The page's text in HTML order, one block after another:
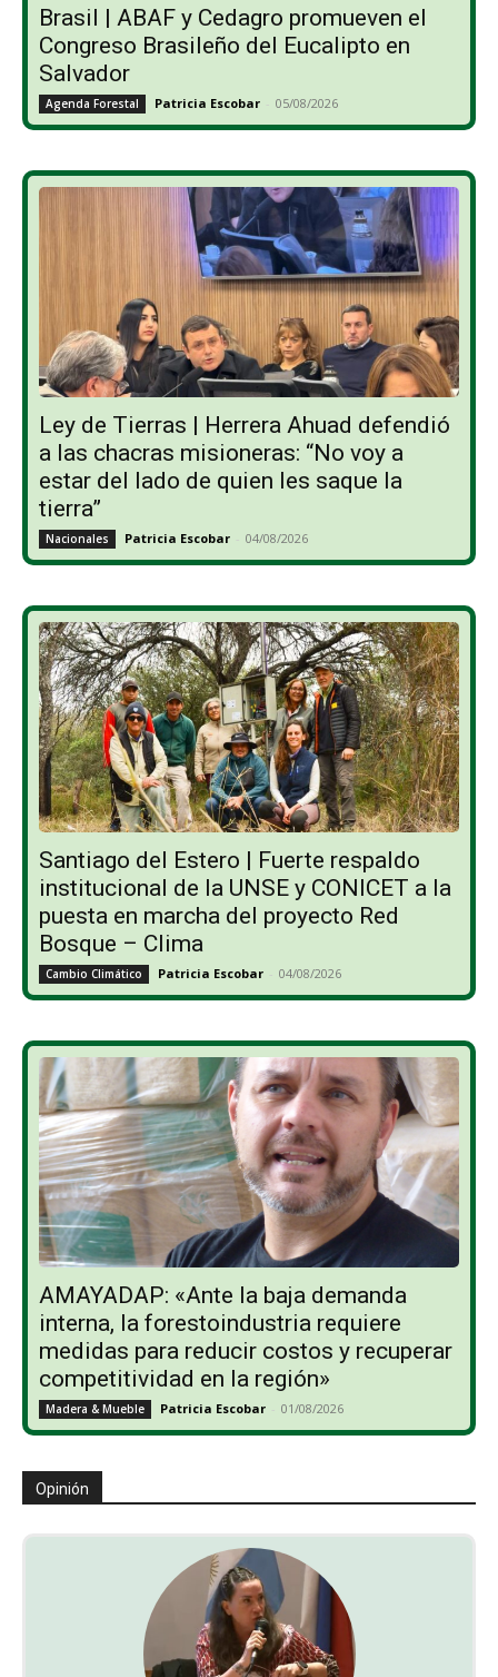
Brasil | ABAF y Cedagro promueven el
Congreso Brasileño del Eucalipto en
Salvador
Agenda Forestal Patricia Escobar - 05/08/2026
Ley de Tierras | Herrera Ahuad defendió
a las chacras misioneras: “No voy a
estar del lado de quien les saque la
tierra”
Nacionales Patricia Escobar - 04/08/2026
Santiago del Estero | Fuerte respaldo
institucional de la UNSE y CONICET a la
puesta en marcha del proyecto Red
Bosque – Clima
Cambio Climático Patricia Escobar - 04/08/2026
AMAYADAP: «Ante la baja demanda
interna, la forestoindustria requiere
medidas para reducir costos y recuperar
competitividad en la región»
Madera & Mueble Patricia Escobar - 01/08/2026
Opinión